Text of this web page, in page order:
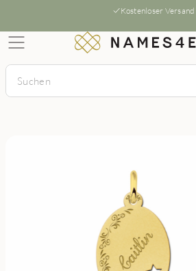
Kostenloser Versand